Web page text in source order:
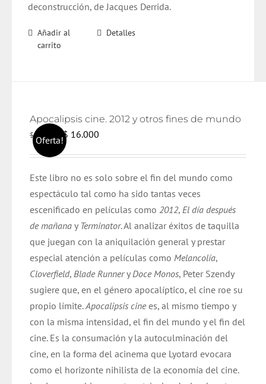
deconstrucción, de Jacques Derrida.
Añadir al
carrito
Detalles
Oferta!
Apocalipsis cine. 2012 y otros fines de mundo
$17.000
El
precio
era:
$ 17.000.
$ 16.000
es:
$ 16.000.
Este libro no es solo sobre el fin del mundo como
espectáculo tal como ha sido tantas veces
escenificado en películas como 2012, El día después
de mañana y Terminator. Al analizar éxitos de taquilla
que juegan con la aniquilación general y prestar
especial atención a películas como Melancolía,
Cloverfield, Blade RunneryDoce Monos, Peter Szendy
sugiere que, en el género apocalíptico, el cine roe su
propio límite.Apocalipsis cinees, al mismo tiempo y
con la misma intensidad, el fin del mundo y el fin del
cine. Es la consumación y la autoculminación del
cine, en la forma del acinema que Lyotard evocara
como el horizonte nihilista de la economía del cine.